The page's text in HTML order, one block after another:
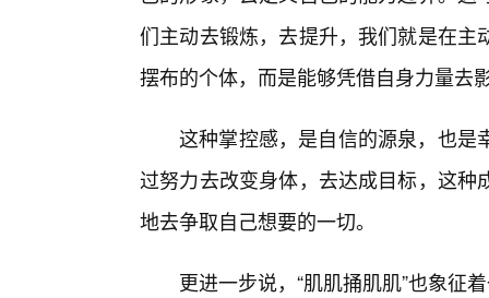
们主动去锻炼，去提升，我们就是在
摆布的个体，而是能够凭借自身力量去
这种掌控感，是自信的源泉，也是
过努力去改变身体，去达成目标，这
地去争取自己想要的一切。
更进一步说，“肌肌捅肌肌”也象征